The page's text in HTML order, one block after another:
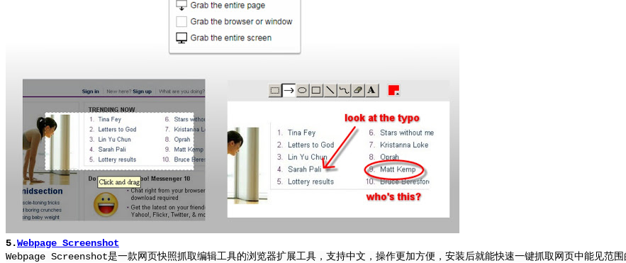
5.Webpage Screenshot
Webpage Screenshot是一款网页快照抓取编辑工具的浏览器扩展工具 ，支持中文，操作更加方便，安装后就能快速一键抓取网页中能见范